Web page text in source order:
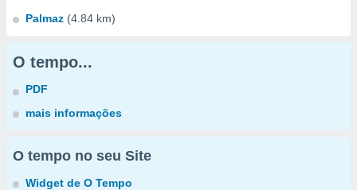
Palmaz (4.84 km)
O tempo...
PDF
mais informações
O tempo no seu Site
Widget de O Tempo